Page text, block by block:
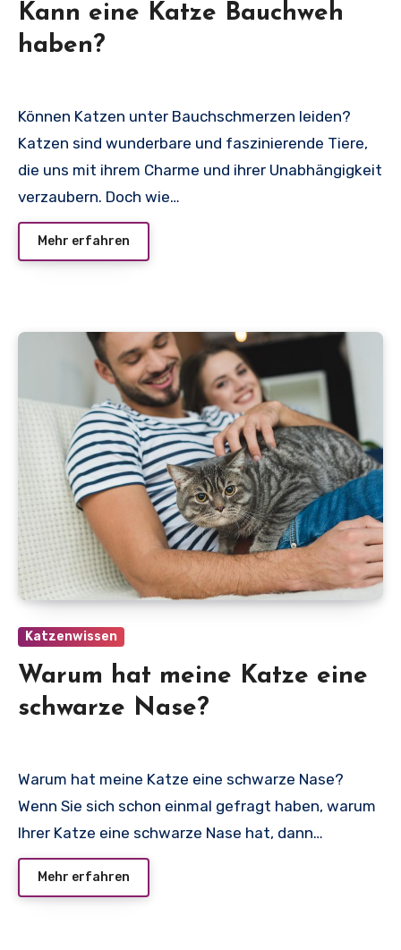
Kann eine Katze Bauchweh
haben?
Können Katzen unter Bauchschmerzen leiden?
Katzen sind wunderbare und faszinierende Tiere,
die uns mit ihrem Charme und ihrer Unabhängigkeit
verzaubern. Doch wie…
Mehr erfahren
Katzenwissen
Warum hat meine Katze eine
schwarze Nase?
Warum hat meine Katze eine schwarze Nase?
Wenn Sie sich schon einmal gefragt haben, warum
Ihrer Katze eine schwarze Nase hat, dann…
Mehr erfahren